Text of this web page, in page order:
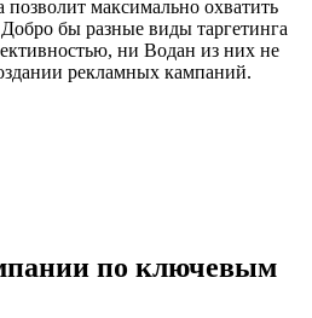
позволит максимально охватить
бы разные виды таргетинга
ни Водан из них не
рекламных кампаний.
по ключевым